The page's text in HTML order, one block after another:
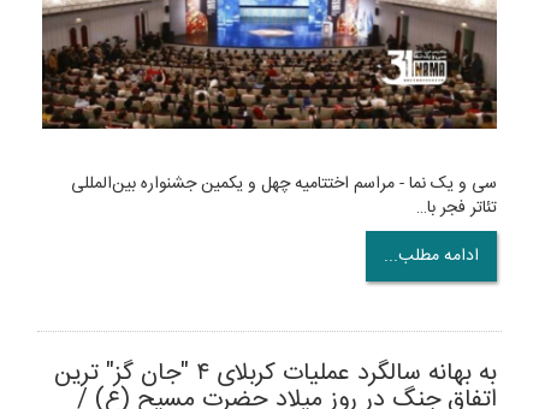
سی و یک نما - مراسم اختتامیه چهل و یکمین جشنواره بین‌المللی
تئاتر فجر با…
ادامه مطلب...
به بهانه سالگرد عملیات کربلای ۴ "جان گز" ترین
اتفاق جنگ در روز میلاد حضرت مسیح (ع) /